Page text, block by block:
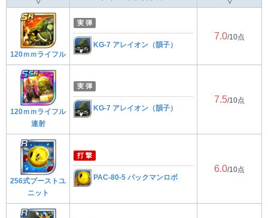
▽ ▽
120ｍｍライフル
実 弾
KG-7 アレイオン（韻子）
7.0/10点
120ｍｍライフル
連射
実 弾
KG-7 アレイオン（韻子）
7.5/10点
256式ブーストユ
ニット
打 撃
PAC-80-5 パックマンロボ
6.0/10点